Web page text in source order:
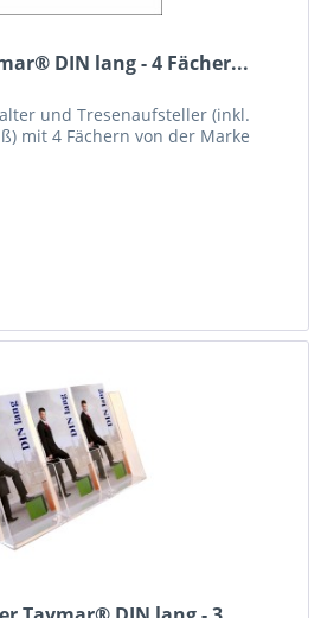
DIN lang - 4 Fächer...
und Tresenaufsteller (inkl.
mit 4 Fächern von der Marke